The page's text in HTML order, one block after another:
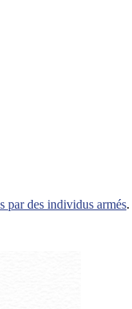
par des individus armés.